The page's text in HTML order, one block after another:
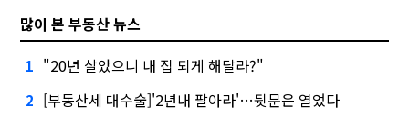
많이 본 부동산 뉴스
1 "20년 살았으니 내 집 되게 해달라?"
2 [부동산세 대수술]'2년내 팔아라'…뒷문은 열었다